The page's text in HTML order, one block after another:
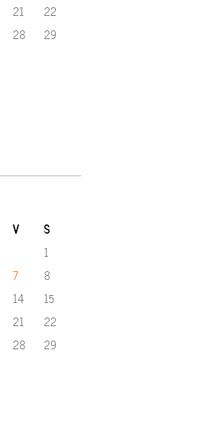
21
22
28
29
V S
1
7
8
14
15
21
22
28
29